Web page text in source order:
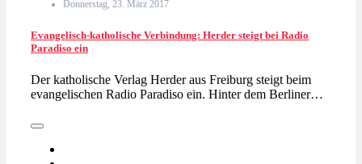
Donnerstag, 23. März 2017
Evangelisch-katholische Verbindung: Herder steigt bei Radio
Paradiso ein
Der katholische Verlag Herder aus Freiburg steigt beim
evangelischen Radio Paradiso ein. Hinter dem Berliner…